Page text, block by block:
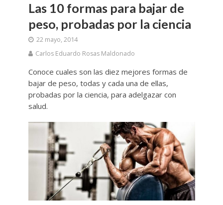
Las 10 formas para bajar de
peso, probadas por la ciencia
22 mayo, 2014
Carlos Eduardo Rosas Maldonado
Conoce cuales son las diez mejores formas de
bajar de peso, todas y cada una de ellas,
probadas por la ciencia, para adelgazar con
salud.